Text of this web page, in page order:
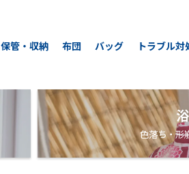
保管・収納 布団 バッグ トラブル対
色落ち・形